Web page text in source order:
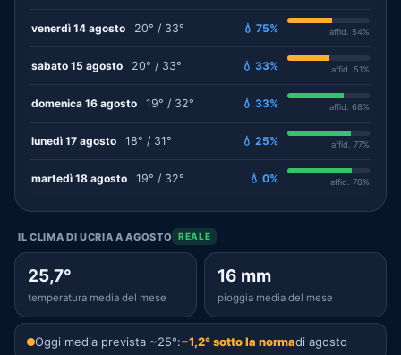
venerdì 14 agosto 20° / 33° 💧 75% affid. 54%
sabato 15 agosto 20° / 33° 💧 33% affid. 51%
domenica 16 agosto 19° / 32° 💧 33% affid. 68%
lunedì 17 agosto 18° / 31° 💧 25% affid. 77%
martedì 18 agosto 19° / 32° 💧 0% affid. 78%
IL CLIMA DI UCRIA A AGOSTO REALE
25,7°
temperatura media del mese
16 mm
pioggia media del mese
Oggi media prevista ~25°:−1,2° sotto la normadi agosto